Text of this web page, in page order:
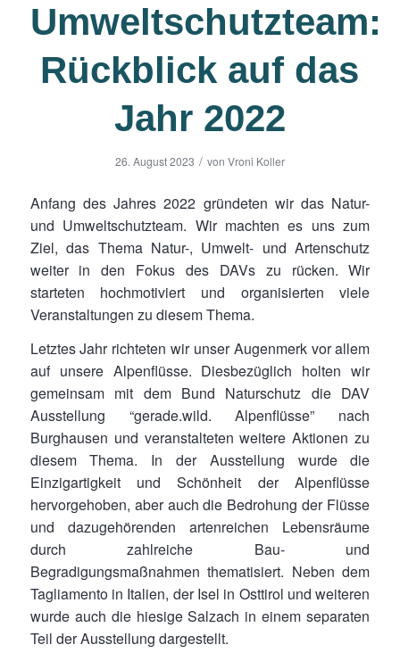
Umweltschutzteam:
Rückblick auf das
Jahr 2022
26. August 2023 / von Vroni Koller
Anfang des Jahres 2022 gründeten wir das Natur-
und Umweltschutzteam. Wir machten es uns zum
Ziel, das Thema Natur-, Umwelt- und Artenschutz
weiter in den Fokus des DAVs zu rücken. Wir
starteten hochmotiviert und organisierten viele
Veranstaltungen zu diesem Thema.
Letztes Jahr richteten wir unser Augenmerk vor allem
auf unsere Alpenflüsse. Diesbezüglich holten wir
gemeinsam mit dem Bund Naturschutz die DAV
Ausstellung “gerade.wild. Alpenflüsse” nach
Burghausen und veranstalteten weitere Aktionen zu
diesem Thema. In der Ausstellung wurde die
Einzigartigkeit und Schönheit der Alpenflüsse
hervorgehoben, aber auch die Bedrohung der Flüsse
und dazugehörenden artenreichen Lebensräume
durch zahlreiche Bau- und
Begradigungsmaßnahmen thematisiert. Neben dem
Tagliamento in Italien, der Isel in Osttirol und weiteren
wurde auch die hiesige Salzach in einem separaten
Teil der Ausstellung dargestellt.